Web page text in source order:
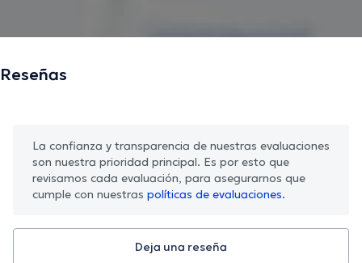
Reseñas
La confianza y transparencia de nuestras evaluaciones
son nuestra prioridad principal. Es por esto que
revisamos cada evaluación, para asegurarnos que
cumple con nuestras políticas de evaluaciones.
Deja una reseña